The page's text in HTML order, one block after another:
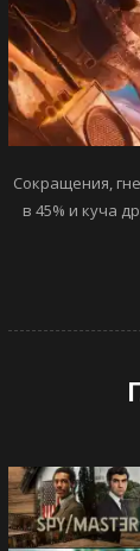
Сокращения,
в 45% и куча